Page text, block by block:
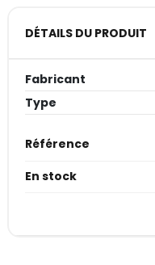
DÉTAILS DU PRODUIT
Fabricant
Type
Référence
En stock